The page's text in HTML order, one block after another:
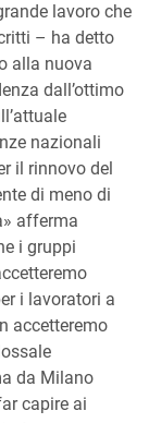
lavoro che
– ha detto
alla nuova
dall’ottimo
nazionali
il rinnovo del
di meno di
afferma
i gruppi
i lavoratori a
accetteremo
da Milano
capire ai